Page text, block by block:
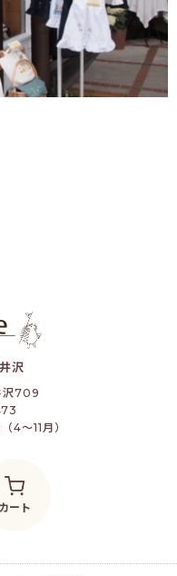
沢
沢709
～11月）
カート